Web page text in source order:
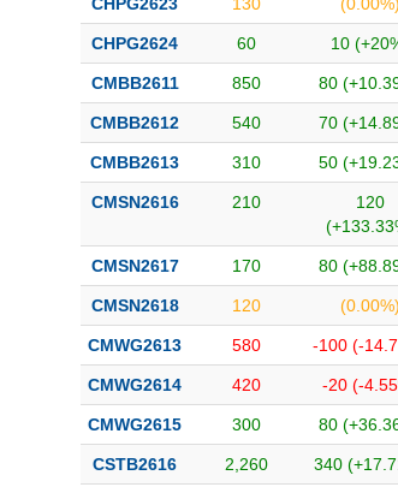
CHPG2624 60 10
CMBB2611 850 80
CMBB2612 540 70
CMBB2613 310 50
CMSN2616 210
120
CMSN2617 170 80
CMSN2618 120 (0.00%)
CMWG2613 580 -100 (-
CMWG2614 420 -20 (-
CMWG2615 300 80
CSTB2616 2,260 340